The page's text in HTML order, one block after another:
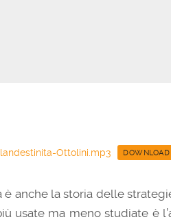
Ottolini.mp3 DOWNLOAD
anche la storia delle
usate ma meno studiate è